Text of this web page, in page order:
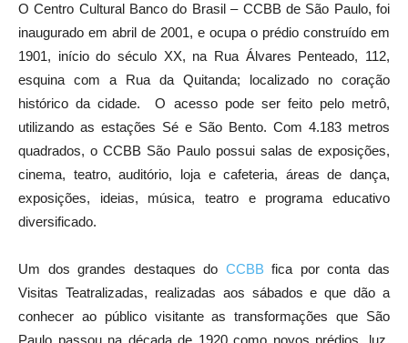
O Centro Cultural Banco do Brasil – CCBB de São Paulo, foi
inaugurado em abril de 2001, e ocupa o prédio construído em
1901, início do século XX, na Rua Álvares Penteado, 112,
esquina com a Rua da Quitanda; localizado no coração
histórico da cidade. O acesso pode ser feito pelo metrô,
utilizando as estações Sé e São Bento. Com 4.183 metros
quadrados, o CCBB São Paulo possui salas de exposições,
cinema, teatro, auditório, loja e cafeteria, áreas de dança,
exposições, ideias, música, teatro e programa educativo
diversificado.
Um dos grandes destaques do CCBB fica por conta das
Visitas Teatralizadas, realizadas aos sábados e que dão a
conhecer ao público visitante as transformações que São
Paulo passou na década de 1920 como novos prédios, luz,